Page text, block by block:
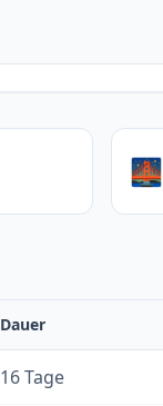
🌉
Dauer
16 Tage